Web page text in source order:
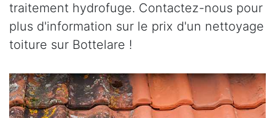
traitement hydrofuge. Contactez-nous pour
plus d'information sur le prix d'un nettoyage
toiture sur Bottelare !